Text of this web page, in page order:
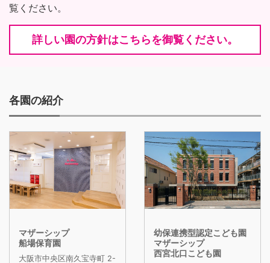
覧ください。
詳しい園の方針はこちらを御覧ください。
各園の紹介
マザーシップ
船場保育園
大阪市中央区南久宝寺町 2-
幼保連携型認定こども園
マザーシップ
西宮北口こども園